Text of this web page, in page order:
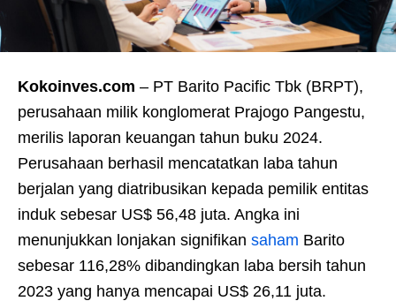
Kokoinves.com – PT Barito Pacific Tbk (BRPT),
perusahaan milik konglomerat Prajogo Pangestu,
merilis laporan keuangan tahun buku 2024.
Perusahaan berhasil mencatatkan laba tahun
berjalan yang diatribusikan kepada pemilik entitas
induk sebesar US$ 56,48 juta. Angka ini
menunjukkan lonjakan signifikan saham Barito
sebesar 116,28% dibandingkan laba bersih tahun
2023 yang hanya mencapai US$ 26,11 juta.